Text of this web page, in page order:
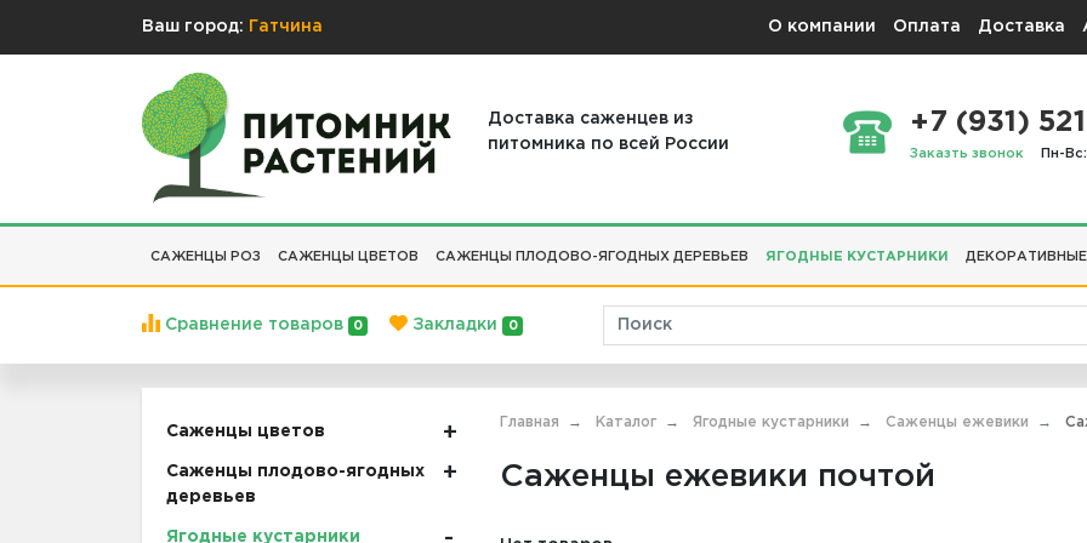
Ваш город: Гатчина О компании Оплата Доставка
Доставка саженцев из
питомника по всей России
+7 (931)
Заказть звонок Пн-
САЖЕНЦЫ РОЗ САЖЕНЦЫ ЦВЕТОВ САЖЕНЦЫ ПЛОДОВО-ЯГОДНЫХ ДЕРЕВЬЕВ ЯГОДНЫЕ КУСТАРНИКИ
Сравнение товаров 0 Закладки 0
Саженцы цветов
Саженцы плодово-ягодных
деревьев
Ягодные кустарники
Главная Каталог Ягодные кустарники Саженцы ежевики
Саженцы ежевики почтой